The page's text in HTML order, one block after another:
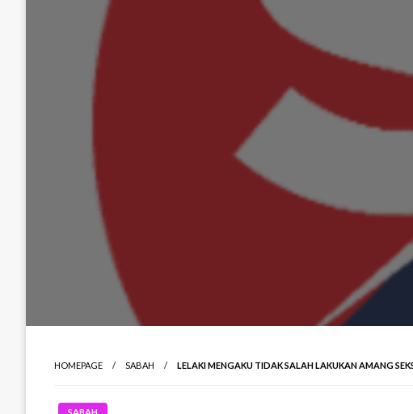
HOMEPAGE SABAH LELAKI MENGAKU TIDAK SALAH LAKUKAN AMANG